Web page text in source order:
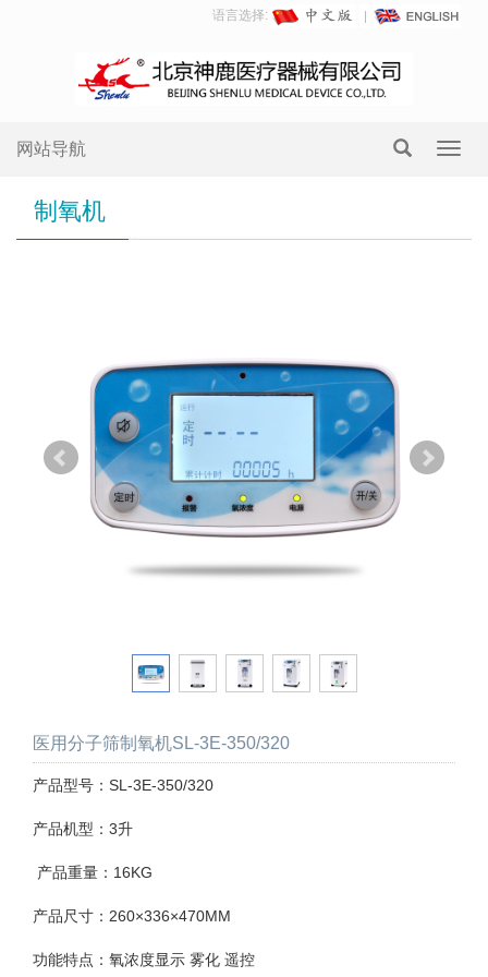
语言选择:
网站导航
制氧机
医用分子筛制氧机SL-3E-350/320
产品型号：SL-3E-350/320
产品机型：3升
产品重量：16KG
产品尺寸：260×336×470MM
功能特点：氧浓度显示 雾化 遥控